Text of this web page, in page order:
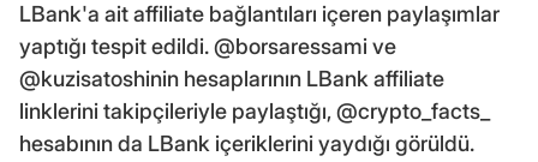
LBank'a ait affiliate bağlantıları içeren paylaşımlar
yaptığı tespit edildi. @borsaressami ve
@kuzisatoshinin hesaplarının LBank affiliate
linklerini takipçileriyle paylaştığı, @crypto_facts_
hesabının da LBank içeriklerini yaydığı görüldü.